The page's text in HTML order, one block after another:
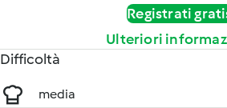
Registrati
Ulteriori
Difficoltà
media